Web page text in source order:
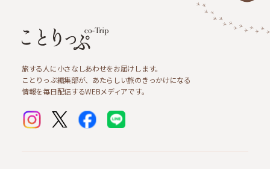
旅する人に小さなしあわせをお届けします。
ことりっぷ編集部が、あたらしい旅のきっかけになる
情報を毎日配信するWEBメディアです。